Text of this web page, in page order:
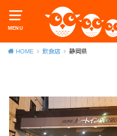
MENU
HOME 飲食店 静岡県